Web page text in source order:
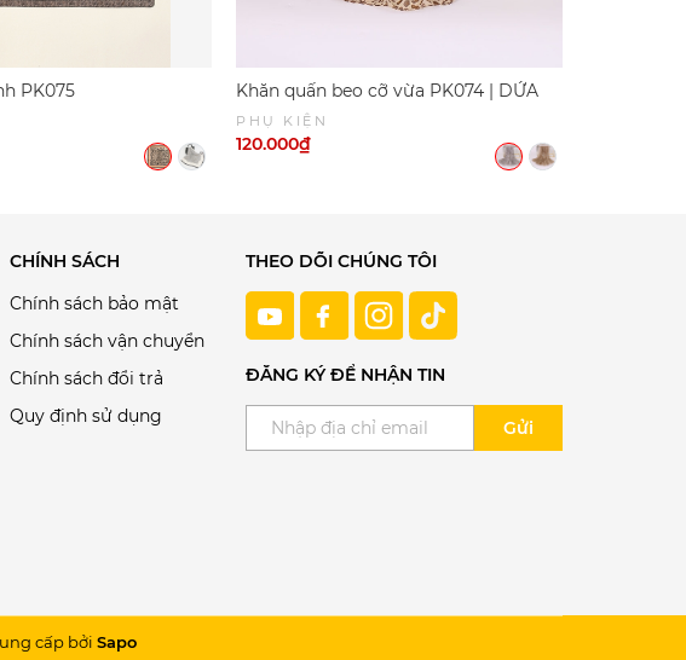
PK075
Khăn quấn beo cỡ vừa PK074 | DỨA
BIKINI & SPORTWEAR
PHỤ KIỆN
120.000₫
CHÍNH SÁCH
Chính sách bảo mật
Chính sách vận chuyển
Chính sách đổi trả
Quy định sử dụng
THEO DÕI CHÚNG TÔI
ĐĂNG KÝ ĐỂ NHẬN TIN
Gửi
cấp bởi Sapo